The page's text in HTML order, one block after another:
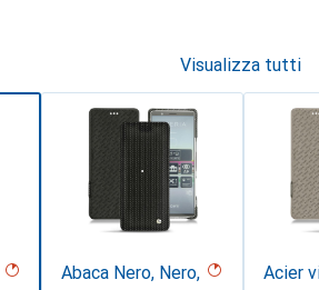
Visualizza tutti
Abaca Nero, Nero,
Acier